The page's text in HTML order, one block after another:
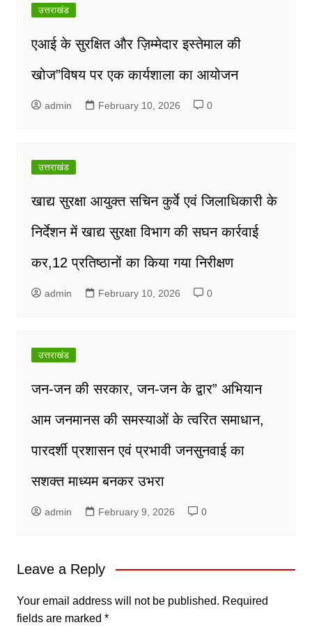
उत्तराखंड
एआई के सुरक्षित और ज़िम्मेदार इस्तेमाल की
खोज”विषय पर एक कार्यशाला का आयोजन
admin February 10, 2026 0
उत्तराखंड
खाद्य सुरक्षा आयुक्त सचिन कुर्वे एवं जिलाधिकारी के
निर्देशन में खाद्य सुरक्षा विभाग की सघन कार्रवाई
कर,12 प्रतिष्ठानों का किया गया निरीक्षण
admin February 10, 2026 0
उत्तराखंड
जन-जन की सरकार, जन-जन के द्वार” अभियान
आम जनमानस की समस्याओं के त्वरित समाधान,
पारदर्शी प्रशासन एवं प्रभावी जनसुनवाई का
सशक्त माध्यम बनकर उभरा
admin February 9, 2026 0
Leave a Reply
Your email address will not be published. Required
fields are marked *